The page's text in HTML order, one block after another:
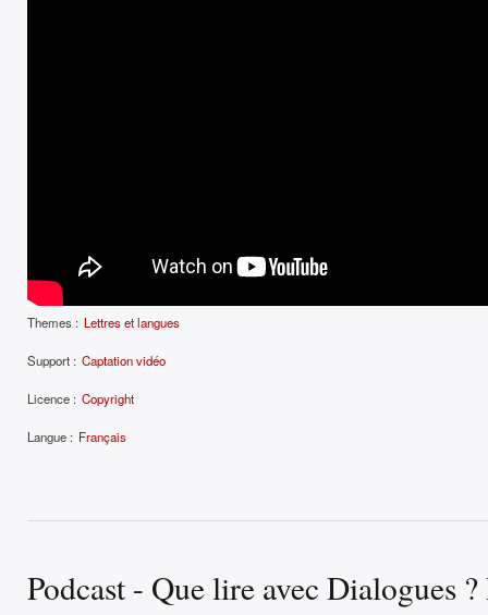
Themes : Lettres et langues
Support : Captation vidéo
Licence : Copyright
Langue : Français
Podcast - Que lire avec Dialogues